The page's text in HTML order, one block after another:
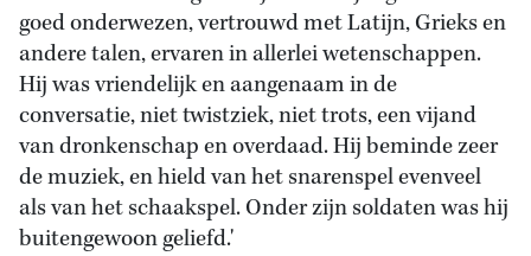
goed onderwezen, vertrouwd met Latijn, Grieks en
andere talen, ervaren in allerlei wetenschappen.
Hij was vriendelijk en aangenaam in de
conversatie, niet twistziek, niet trots, een vijand
van dronkenschap en overdaad. Hij beminde zeer
de muziek, en hield van het snarenspel evenveel
als van het schaakspel. Onder zijn soldaten was hij
buitengewoon geliefd.'